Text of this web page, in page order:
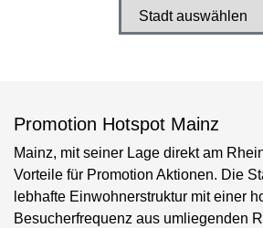
Promotion Hotspot Mainz
Mainz, mit seiner Lage direkt am
Vorteile für Promotion Aktionen. Die
lebhafte Einwohnerstruktur mit einer
Besucherfrequenz aus umliegenden